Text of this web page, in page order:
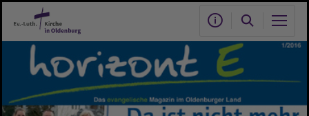
Zum Hauptinhalt springen